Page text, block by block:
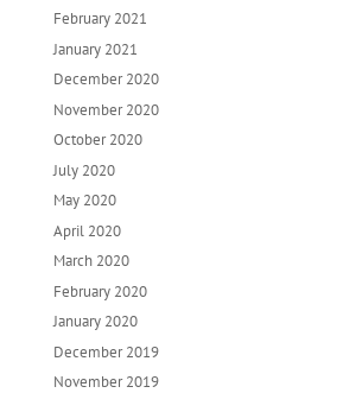
February 2021
January 2021
December 2020
November 2020
October 2020
July 2020
May 2020
April 2020
March 2020
February 2020
January 2020
December 2019
November 2019